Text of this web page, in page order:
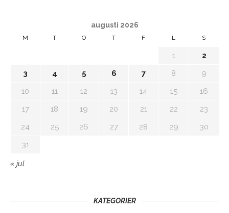
augusti 2026
M T O T F L S
1
2
3
4 5 6 7 8
9
10
11 12 13 14 15
16
17
18 19 20 21 22
23
24
25 26 27 28 29
30
31
« jul
KATEGORIER